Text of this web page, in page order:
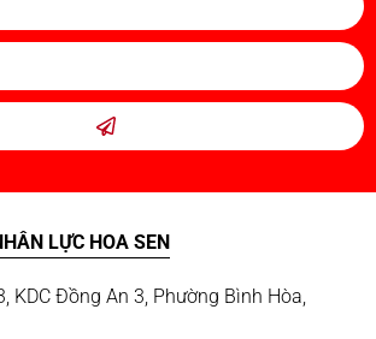
LỰC HOA SEN
KDC Đồng An 3, Phường Bình Hòa,